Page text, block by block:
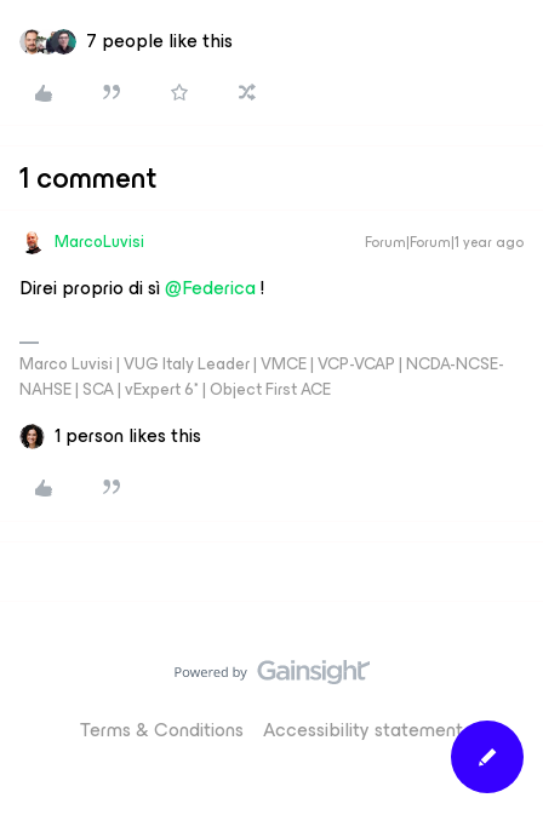
7 people like this
1 comment
MarcoLuvisi Forum|Forum|1 year ago
Direi proprio di sì ​@Federica!
Marco Luvisi | VUG Italy Leader | VMCE | VCP-VCAP | NCDA-NCSE-
NAHSE | SCA | vExpert 6* | Object First ACE
1 person likes this
Terms & Conditions Accessibility statement